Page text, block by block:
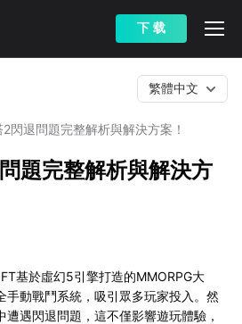
下 载
閃退問題完整解析與解決方案！
繁體中文
題完整解析與解決方
基於虛幻5引擎打造的MMORPG大
手動戰鬥系統，吸引眾多玩家投入。然
遇閃退問題，這不僅影響遊玩體驗，